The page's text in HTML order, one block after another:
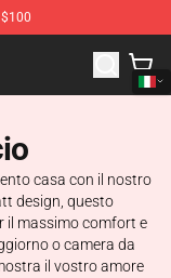
Shop
casa con il nostro
design, questo
il massimo comfort e
o camera da
il vostro amore